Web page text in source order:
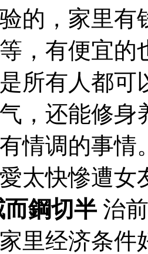
的，家里有
，有便宜
所有人都可
，还能修身
情调的事情
太快慘遭女
而鋼切半 治
里经济条件